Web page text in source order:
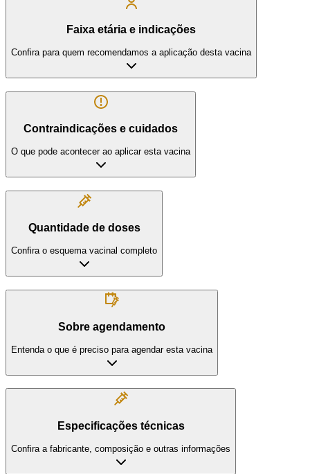
Faixa etária e indicações
Confira para quem recomendamos a aplicação desta vacina
Contraindicações e cuidados
O que pode acontecer ao aplicar esta vacina
Quantidade de doses
Confira o esquema vacinal completo
Sobre agendamento
Entenda o que é preciso para agendar esta vacina
Especificações técnicas
Confira a fabricante, composição e outras informações